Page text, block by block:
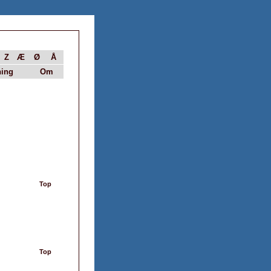
Z Æ Ø
Å
Om
Top
Top